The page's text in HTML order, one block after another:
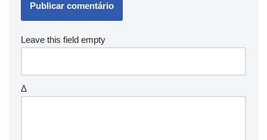
Leave this field empty
Δ